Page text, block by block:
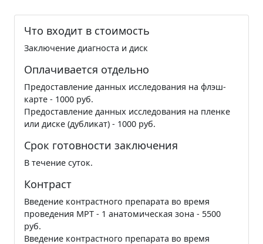
Что входит в стоимость
Заключение диагноста и диск
Оплачивается отдельно
Предоставление данных исследования на флэш-
карте - 1000 руб.
Предоставление данных исследования на пленке
или диске (дубликат) - 1000 руб.
Срок готовности заключения
В течение суток.
Контраст
Введение контрастного препарата во время
проведения МРТ - 1 анатомическая зона - 5500
руб.
Введение контрастного препарата во время